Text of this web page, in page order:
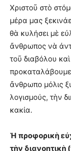
Χριστοῦ στὸ
μέρα μας
θὰ κυλήσει μὲ
ἄνθρωπος νὰ
τοῦ διαβόλου
ἄνθρωπο μόλις
λογισμούς, τὴν
κακία.
Ἡ προφορικὴ
τὴν